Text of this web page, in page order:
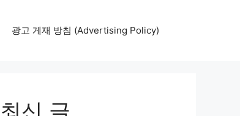
광고 게재 방침 (Advertising Policy)
최신 글